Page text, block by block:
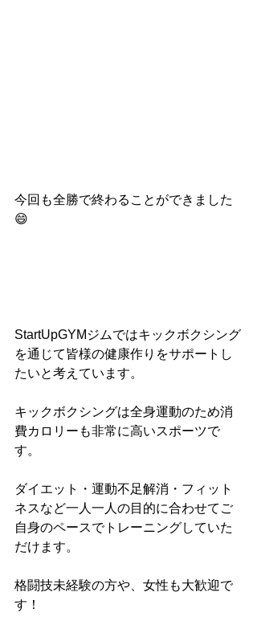
今回も全勝で終わることができました
😄
StartUpGYMジムではキックボクシング
を通じて皆様の健康作りをサポートし
たいと考えています。
キックボクシングは全身運動のため消
費カロリーも非常に高いスポーツで
す。
ダイエット・運動不足解消・フィット
ネスなど一人一人の目的に合わせてご
自身のペースでトレーニングしていた
だけます。
格闘技未経験の方や、女性も大歓迎で
す！